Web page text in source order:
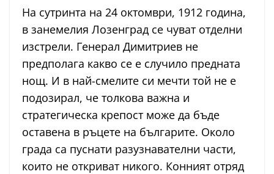
На сутринта на 24 октомври, 1912 година,
в занемелия Лозенград се чуват отделни
изстрели. Генерал Димитриев не
предполага какво се е случило предната
нощ. И в най-смелите си мечти той не е
подозирал, че толкова важна и
стратегическа крепост може да бъде
оставена в ръцете на българите. Около
града са пуснати разузнавателни части,
които не откриват никого. Конният отряд